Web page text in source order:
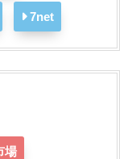
7net
場